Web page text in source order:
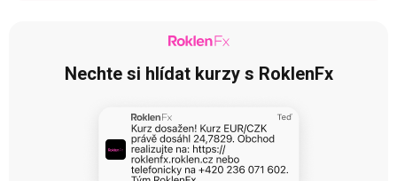
Nechte si hlídat kurzy s RoklenFx